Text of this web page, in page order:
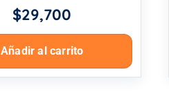
$29,700
Añadir al carrito